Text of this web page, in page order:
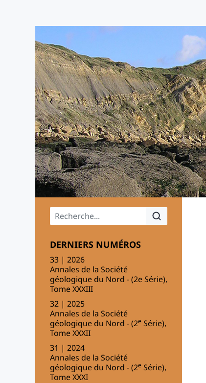
Menu principal
DERNIERS NUMÉROS
33 | 2026
Annales de la Société
géologique du Nord - (2e Série),
Tome XXXIII
32 | 2025
Annales de la Société
géologique du Nord - (2e Série),
Tome XXXII
31 | 2024
Annales de la Société
géologique du Nord - (2e Série),
Tome XXXI